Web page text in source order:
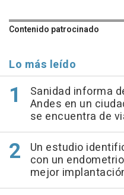
Contenido patrocinado
Lo más leído
Sanidad informa
Andes en un
se encuentra de
Un estudio
con un
mejor